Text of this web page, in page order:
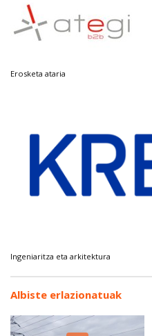
Erosketa ataria
Ingeniaritza eta arkitektura
Albiste erlazionatuak